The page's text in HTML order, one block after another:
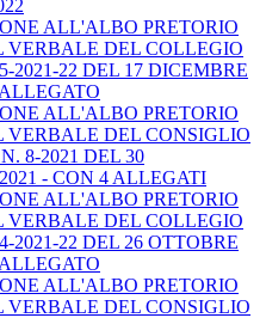
ALL'ALBO PRETORIO
VERBALE DEL COLLEGIO
2021-22 DEL 17 DICEMBRE
ALL'ALBO PRETORIO
VERBALE DEL CONSIGLIO
8-2021 DEL 30
- CON 4 ALLEGATI
ALL'ALBO PRETORIO
VERBALE DEL COLLEGIO
2021-22 DEL 26 OTTOBRE
ALL'ALBO PRETORIO
VERBALE DEL CONSIGLIO